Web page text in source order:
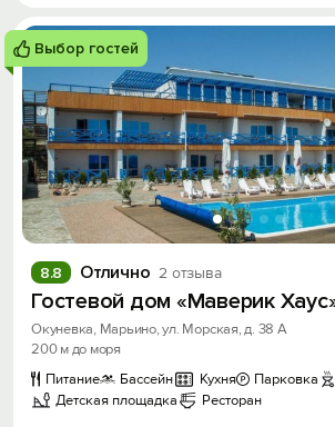
Выбор гостей
Отлично 2 отзыва
8.8
Гостевой дом «Маверик
Окуневка, Марьино, ул. Морская, д. 38 А
200 м до моря
Питание
Бассейн Кухня Парковка
Детская площадка
Ресторан